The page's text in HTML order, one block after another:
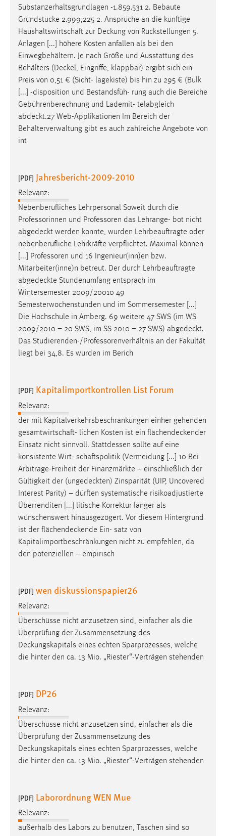
Substanzerhaltsgrundlagen -1.859.531 2. Bebaute
Grundstücke 2.999,225 2. Ansprüche an die künftige
Haushaltswirtschaft zur Deckung von Rückstellungen 5.
Anlagen [...] höhere Kosten anfallen als bei den
Einwegbehältern. Je nach Größe und Ausstattung des
Behälters (Deckel, Eingriffe, klappbar) ergibt sich ein
Preis von 0,51 € (Sicht- lagekiste) bis hin zu 295 € (Bulk
[...] -disposition und Bestandsfüh- rung auch die Bereiche
Gebührenberechnung und Lademit- telabgleich
abdeckt.27 Web-Applikationen Im Bereich der
Behälterverwaltung gibt es auch zahlreiche Angebote von
int
[PDF] Jahresbericht-2009-2010
Relevanz:
Nebenberufliches Lehrpersonal Soweit durch die
Professorinnen und Professoren das Lehrange- bot nicht
abgedeckt werden konnte, wurden Lehrbeauftragte oder
nebenberufliche Lehrkräfte verpflichtet. Maximal können
[...] Professoren und 16 Ingenieur(inn)en bzw.
Mitarbeiter(inne)n betreut. Der durch Lehrbeauftragte
abgedeckte Stundenumfang entsprach im
Wintersemester 2009/20010 49
Semesterwochenstunden und im Sommersemester [...]
Die Hochschule in Amberg. 69 weitere 47 SWS (im WS
2009/2010 = 20 SWS, im SS 2010 = 27 SWS) abgedeckt.
Das Studierenden-/Professorenverhältnis an der Fakultät
liegt bei 34,8. Es wurden im Berich
[PDF] Kapitalimportkontrollen List Forum
Relevanz:
der mit Kapitalverkehrsbeschränkungen einher gehenden
gesamtwirtschaft- lichen Kosten ist ein flächendeckender
Einsatz nicht sinnvoll. Stattdessen sollte auf eine
konsistente Wirt- schaftspolitik (Vermeidung [...] 10 Bei
Arbitrage-Freiheit der Finanzmärkte – einschließlich der
Gültigkeit der (ungedeckten) Zinsparität (UIP, Uncovered
Interest Parity) – dürften systematische risikoadjustierte
Überrenditen [...] litische Korrektur länger als
wünschenswert hinausgezögert. Vor diesem Hintergrund
ist der flächendeckende Ein- satz von
Kapitalimportbeschränkungen nicht zu empfehlen, da
den potenziellen – empirisch
[PDF] wen diskussionspapier26
Relevanz:
Überschüsse nicht anzusetzen sind, einfacher als die
Überprüfung der Zusammensetzung des
Deckungskapitals eines echten Sparprozesses, welche
die hinter den ca. 13 Mio. „Riester“-Verträgen stehenden
[PDF] DP26
Relevanz:
Überschüsse nicht anzusetzen sind, einfacher als die
Überprüfung der Zusammensetzung des
Deckungskapitals eines echten Sparprozesses, welche
die hinter den ca. 13 Mio. „Riester“-Verträgen stehenden
[PDF] Laborordnung WEN Mue
Relevanz:
außerhalb des Labors zu benutzen, Taschen sind so